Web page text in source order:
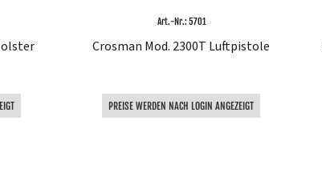
Art.-Nr.: 5701
Crosman Mod. 2300T Luftpistole
PREISE WERDEN NACH LOGIN ANGEZEIGT